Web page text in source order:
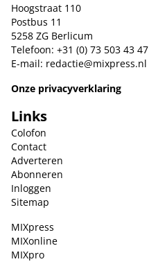
Hoogstraat 110
Postbus 11
5258 ZG Berlicum
Telefoon: +31 (0) 73 503 43 47
E-mail: redactie@mixpress.nl
Onze privacyverklaring
Links
Colofon
Contact
Adverteren
Abonneren
Inloggen
Sitemap
MIXpress
MIXonline
MIXpro